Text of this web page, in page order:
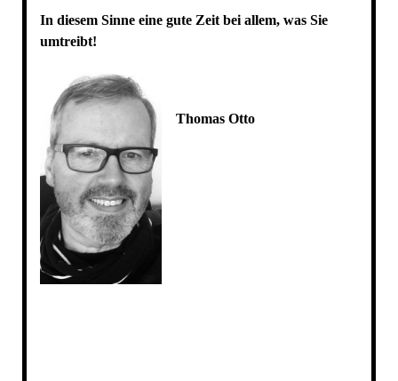
In diesem Sinne eine gute Zeit bei allem, was Sie
umtreibt!
Thomas Otto